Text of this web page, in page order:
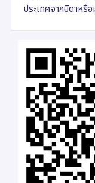
ประเทศจากบิดาหรื